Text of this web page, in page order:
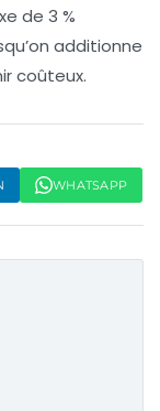
de 3 %
additionne
coûteux.
WHATSAPP